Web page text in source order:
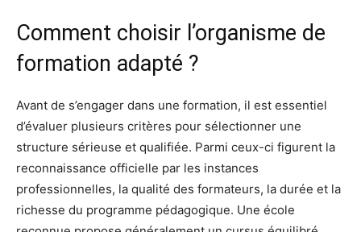
Comment choisir l’organisme de
formation adapté ?
Avant de s’engager dans une formation, il est essentiel
d’évaluer plusieurs critères pour sélectionner une
structure sérieuse et qualifiée. Parmi ceux-ci figurent la
reconnaissance officielle par les instances
professionnelles, la qualité des formateurs, la durée et la
richesse du programme pédagogique. Une école